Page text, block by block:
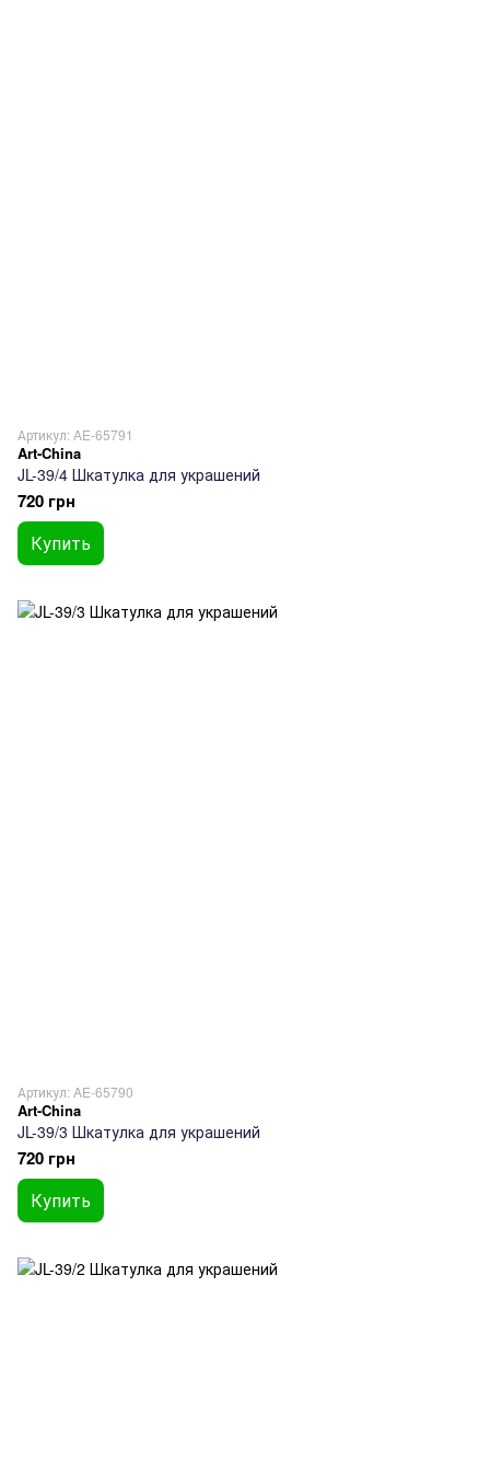
Артикул: AE-65791
Art-China
JL-39/4 Шкатулка для украшений
720 грн
Купить
Артикул: AE-65790
Art-China
JL-39/3 Шкатулка для украшений
720 грн
Купить